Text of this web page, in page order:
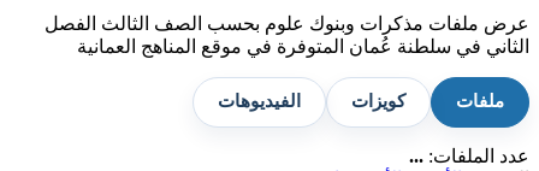
عرض ملفات مذكرات وبنوك علوم بحسب الصف الثالث الفصل
الثاني في سلطنة عُمان المتوفرة في موقع المناهج العمانية
ملفات كويزات الفيديوهات
عدد الملفات: ...